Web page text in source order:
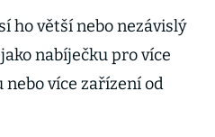
hada
ho větší nebo nezávislý
nabíječku pro více
více zařízení od